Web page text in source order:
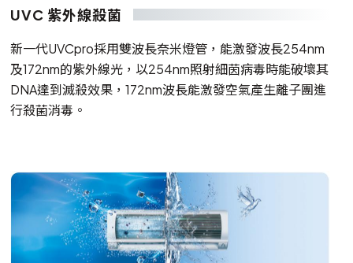
UVC 紫外線殺菌
新一代UVCpro採用雙波長奈米燈管，能激發波長254nm
及172nm的紫外線光，以254nm照射細茵病毒時能破壞其
DNA達到滅殺效果，172nm波長能激發空氣產生離子團進
行殺菌消毒。